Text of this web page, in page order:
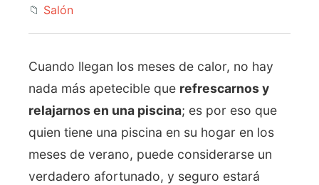
📁 Salón
Cuando llegan los meses de calor, no hay
nada más apetecible que refrescarnos y
relajarnos en una piscina; es por eso que
quien tiene una piscina en su hogar en los
meses de verano, puede considerarse un
verdadero afortunado, y seguro estará